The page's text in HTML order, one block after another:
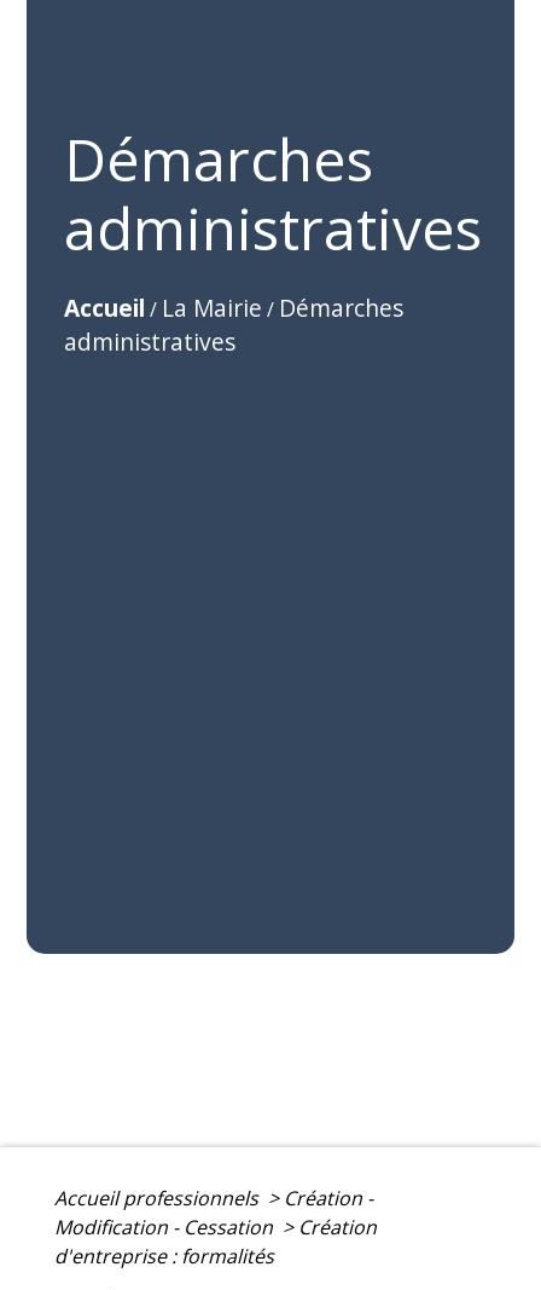
Démarches
administratives
Accueil / La Mairie / Démarches
administratives
Accueil professionnels > Création -
Modification - Cessation > Création
d'entreprise : formalités